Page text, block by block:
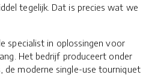
tegelijk. Dat is precies wat we
specialist in oplossingen voor
Het bedrijf produceert onder
, de moderne single-use tourniquet